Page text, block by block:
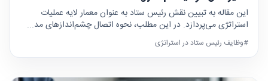
این مقاله به تبیین نقش رئیس ستاد به عنوان معمار لایه عملیات
استراتژی می‌پردازد. در این مطلب، نحوه اتصال چشم‌اندازهای مد...
#وظایف رئیس ستاد در استراتژی